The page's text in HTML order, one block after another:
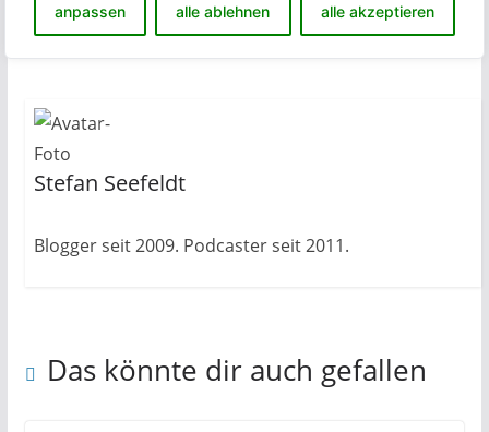
anpassen alle ablehnen alle akzeptieren
Theologische Logik
Stefan Seefeldt
Blogger seit 2009. Podcaster seit 2011.
Das könnte dir auch gefallen